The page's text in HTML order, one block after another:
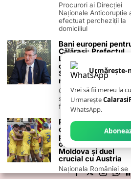
TERMENI ȘI CONDIȚII
PUBLICITATE ONLINE & TIPĂRITĂ
ZIARUL ANUNȚUL
© 2026- Toate drepturile
Urmărește-
Vrei să fii mereu la
Urmarește
WhatsApp.
Procurori ai Direcției
Naționale Anticorupție
efectuat percheziții la
domiciliul
Bani europeni
Călărași: Prefectul
Laurențiu State
colaborarea cu ADR
Sud-Muntenia
noi finanțări
Călărașul se
să intre pe harta
finanțărilor europene, cu
România își
definitivează lotul
pentru meciurile din
octombrie: amical
Moldova și duel
crucial cu Austria
Naționala României se
pregătește pentru două